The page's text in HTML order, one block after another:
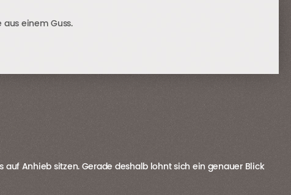
einem Guss.
Anhieb sitzen. Gerade deshalb lohnt sich ein genauer Blick